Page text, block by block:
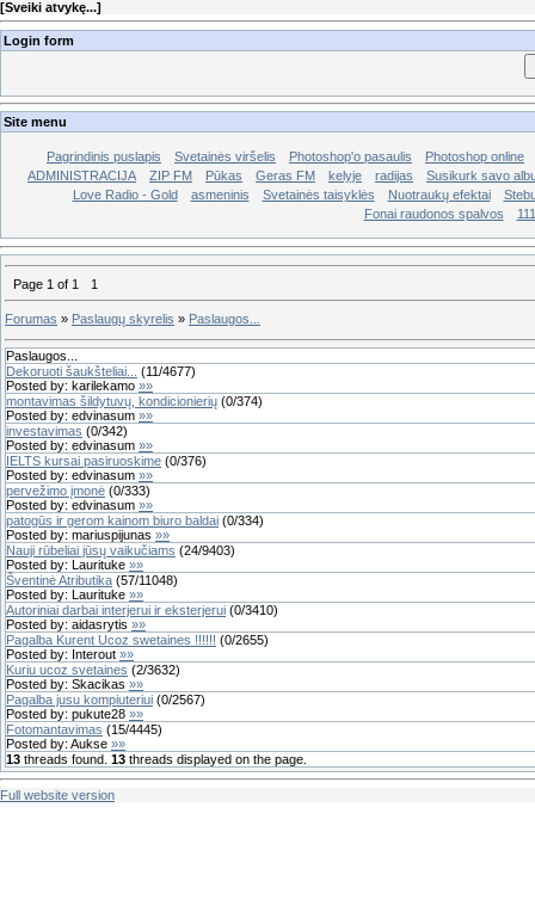
[Sveiki atvykę...]
Login form
Site menu
Pagrindinis puslapis Svetainės viršelis Photoshop'o pasaulis
Photoshop online
ADMINISTRACIJA
ZIP FM Pūkas Geras FM kelyje radijas
Susikurk savo
Love Radio - Gold
asmeninis Svetainės taisyklės Nuotraukų efektai
Fonai raudonos spalvos
111
Page 1 of 1 1
Forumas » Paslaugų skyrelis » Paslaugos...
Paslaugos...
Dekoruoti šaukšteliai...
(11/4677)
Posted by: karilekamo »»
montavimas šildytuvų, kondicionierių (0/374)
Posted by: edvinasum »»
investavimas (0/342)
Posted by: edvinasum »»
IELTS kursai pasiruoskime (0/376)
Posted by: edvinasum »»
pervežimo įmonė (0/333)
Posted by: edvinasum »»
patogūs ir gerom kainom biuro baldai (0/334)
Posted by: mariuspijunas »»
Nauji rūbeliai jūsų vaikučiams (24/9403)
Posted by: Laurituke »»
Šventinė Atributika (57/11048)
Posted by: Laurituke »»
Autoriniai darbai interjerui ir eksterjerui (0/3410)
Posted by: aidasrytis »»
Pagalba Kurent Ucoz swetaines !!!!!! (0/2655)
Posted by: Interout »»
Kuriu ucoz svetaines (2/3632)
Posted by: Skacikas »»
Pagalba jusu kompiuteriui (0/2567)
Posted by: pukute28 »»
Fotomantavimas (15/4445)
Posted by: Aukse »»
13 threads found. 13 threads displayed on the page.
Full website version